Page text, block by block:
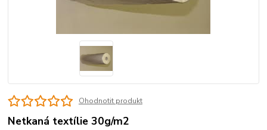
Ohodnotit produkt
Netkaná textílie 30g/m2